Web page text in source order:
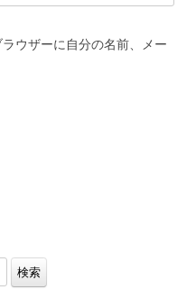
ウザーに自分の名前、メー